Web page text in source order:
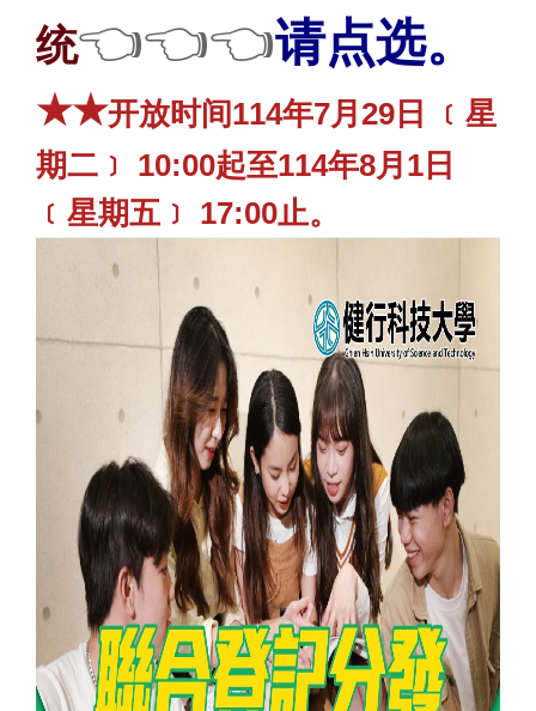
统👈👈👈请点选。
★★开放时间114年7月29日 ﹝星
期二﹞ 10:00起至114年8月1日
﹝星期五﹞ 17:00止。